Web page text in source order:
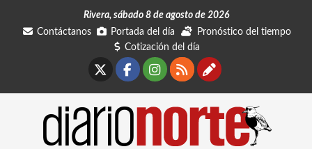
Rivera, sábado 8 de agosto de 2026
Contáctanos
Portada del día
Pronóstico del tiempo
Cotización del día
Facebook
Instagram
RSSContáctanos